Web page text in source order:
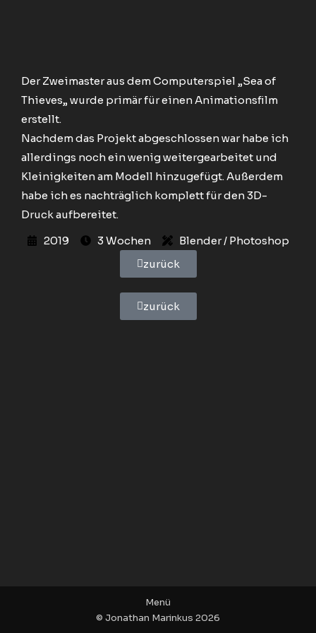
Der Zweimaster aus dem Computerspiel „Sea of
Thieves„ wurde primär für einen Animationsfilm
erstellt.
Nachdem das Projekt abgeschlossen war habe ich
allerdings noch ein wenig weitergearbeitet und
Kleinigkeiten am Modell hinzugefügt. Außerdem
habe ich es nachträglich komplett für den 3D-
Druck aufbereitet.
2019
3 Wochen
Blender / Photoshop
zurück
zurück
Menü
© Jonathan Marinkus 2026